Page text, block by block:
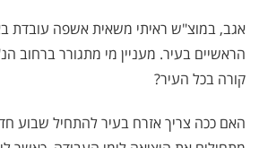
אגב, במוצ"ש ראיתי משאית אשפה עובדת
הראשיים בעיר. מעניין מי מתגורר ברחוב
קורה בכל העיר?
האם ככה צריך אזרח בעיר להתחיל שבוע